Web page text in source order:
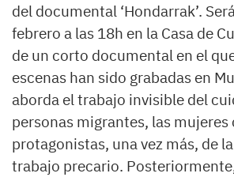
del documental ‘Hondarrak’.
febrero a las 18h en la Casa de
de un corto documental en el
escenas han sido grabadas en
aborda el trabajo invisible del
personas migrantes, las mujeres
protagonistas, una vez más, de
trabajo precario.